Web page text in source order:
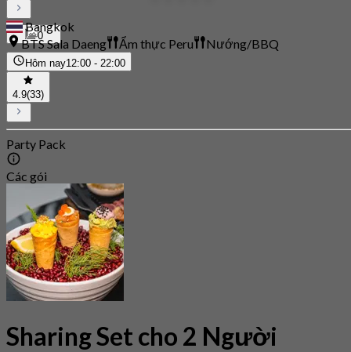
0
Bangkok
BTS Sala Daeng
Ẩm thực Peru Nướng/BBQ
Hôm nay12:00 - 22:00
4.9(33)
Party Pack
Các gói
Sharing Set cho 2 Người